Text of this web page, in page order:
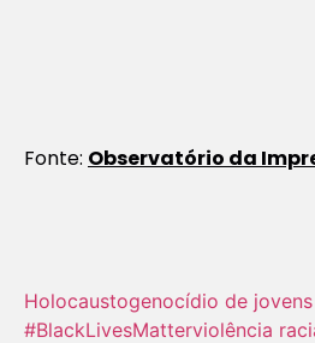
Fonte: Observatório da
Holocausto‬genocídio de
#BlackLivesMatterviolência